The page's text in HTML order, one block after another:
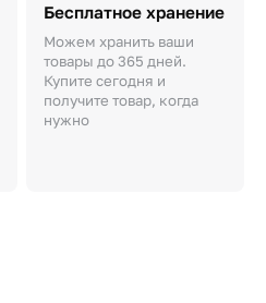
Бесплатное хранение
Можем хранить ваши
товары до 365 дней.
Купите сегодня и
получите товар, когда
нужно